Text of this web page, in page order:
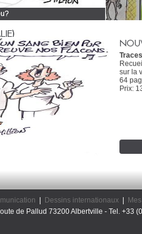
Traces
sur la
64
Prix:
Dessins internationaux|
de Pallud 73200 Albertville - Tel. +33